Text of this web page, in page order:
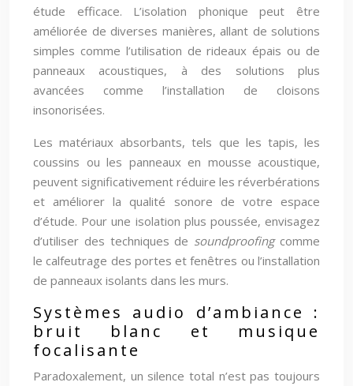
étude efficace. L’isolation phonique peut être
améliorée de diverses manières, allant de solutions
simples comme l’utilisation de rideaux épais ou de
panneaux acoustiques, à des solutions plus
avancées comme l’installation de cloisons
insonorisées.
Les matériaux absorbants, tels que les tapis, les
coussins ou les panneaux en mousse acoustique,
peuvent significativement réduire les réverbérations
et améliorer la qualité sonore de votre espace
d’étude. Pour une isolation plus poussée, envisagez
d’utiliser des techniques de soundproofing comme
le calfeutrage des portes et fenêtres ou l’installation
de panneaux isolants dans les murs.
Systèmes audio d’ambiance :
bruit blanc et musique
focalisante
Paradoxalement, un silence total n’est pas toujours